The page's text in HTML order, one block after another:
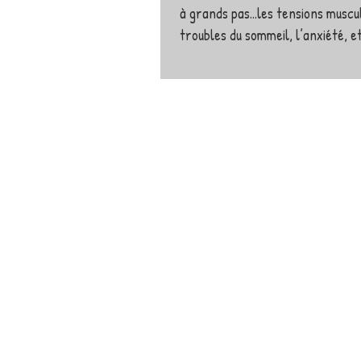
à grands pas...les tensions
troubles du sommeil, l’anxiété,